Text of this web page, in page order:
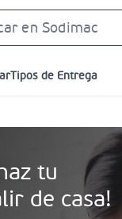
Tipos de Entrega
tu
de casa!